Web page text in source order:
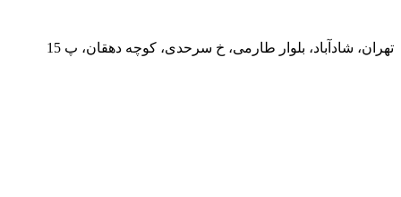
تهران، شادآباد، بلوار طارمی، خ سرحدی، کوچه دهقان، پ 15